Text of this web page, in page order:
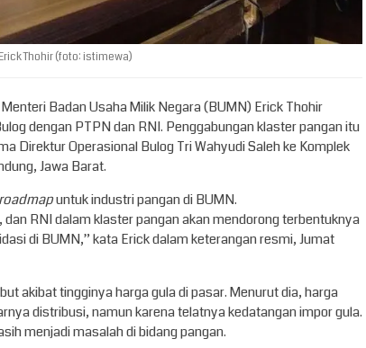
Thohir (foto: istimewa)
Menteri Badan Usaha Milik Negara (BUMN) Erick Thohir
dengan PTPN dan RNI. Penggabungan klaster pangan itu
Direktur Operasional Bulog Tri Wahyudi Saleh ke Komplek
Jawa Barat.
roadmapuntuk industri pangan di BUMN.
RNI dalam klaster pangan akan mendorong terbentuknya
di BUMN,” kata Erick dalam keterangan resmi, Jumat
akibat tingginya harga gula di pasar. Menurut dia, harga
distribusi, namun karena telatnya kedatangan impor gula.
menjadi masalah di bidang pangan.